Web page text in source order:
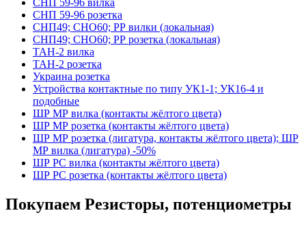
СНП 59-96 розетка
СНП49; СНО60; РР вилки (локальная)
СНП49; СНО60; РР розетка (локальная)
ТАН-2 вилка
ТАН-2 розетка
Украина розетка
Устройства контактные по типу УК1-1; УК16-4 и
подобные
ШР МР вилка (контакты жёлтого цвета)
ШР МР розетка (контакты жёлтого цвета)
ШР МР розетка (лигатура, контакты жёлтого цвета); ШР
МР вилка (лигатура) -50%
ШР РС вилка (контакты жёлтого цвета)
ШР РС розетка (контакты жёлтого цвета)
Покупаем Резисторы, потенциометры